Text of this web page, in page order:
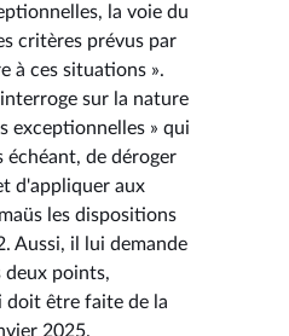
la voie du
critères prévus par
à ces situations ».
sur la nature
exceptionnelles » qui
échéant, de déroger
d'appliquer aux
les dispositions
Aussi, il lui demande
deux points,
être faite de la
2025.